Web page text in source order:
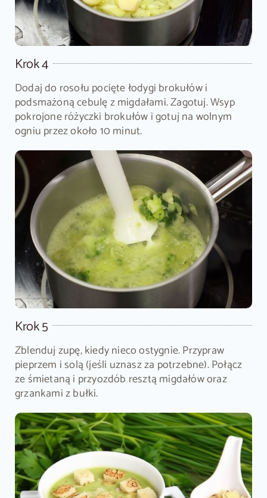
Krok 4
Dodaj do rosołu pocięte łodygi brokułów i
podsmażoną cebulę z migdałami. Zagotuj. Wsyp
pokrojone różyczki brokułów i gotuj na wolnym
ogniu przez około 10 minut.
Krok 5
Zblenduj zupę, kiedy nieco ostygnie. Przypraw
pieprzem i solą (jeśli uznasz za potrzebne). Połącz
ze śmietaną i przyozdób resztą migdałów oraz
grzankami z bułki.